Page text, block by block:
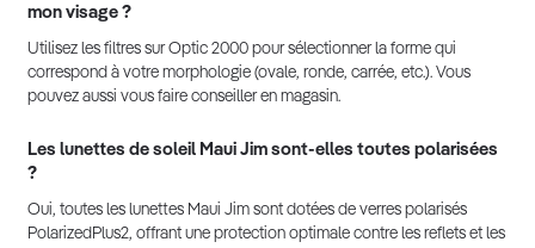
mon visage ?
Utilisez les filtres sur Optic 2000 pour sélectionner la forme qui
correspond à votre morphologie (ovale, ronde, carrée, etc.). Vous
pouvez aussi vous faire conseiller en magasin.
Les lunettes de soleil Maui Jim sont-elles toutes polarisées
?
Oui, toutes les lunettes Maui Jim sont dotées de verres polarisés
PolarizedPlus2, offrant une protection optimale contre les reflets et les